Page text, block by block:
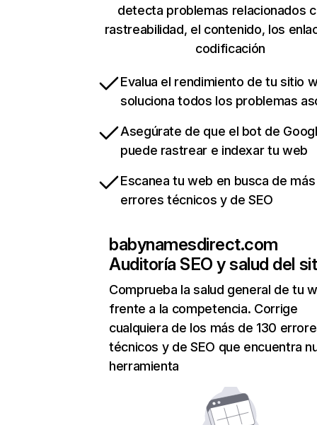
detecta problemas relacionados
rastreabilidad, el contenido, los
codificación
Evalua el rendimiento de tu sitio
soluciona todos los problemas
Asegúrate de que el bot de
puede rastrear e indexar tu web
Escanea tu web en busca de
errores técnicos y de SEO
babynamesdirect.com
Auditoría SEO y salud del
Comprueba la salud general de tu
frente a la competencia. Corrige
cualquiera de los más de 130
técnicos y de SEO que encuentra
herramienta